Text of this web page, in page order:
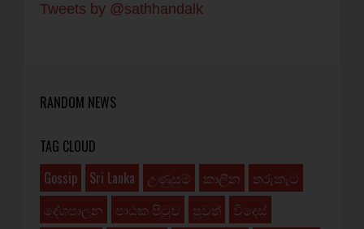
Tweets by @sathhandalk
RANDOM NEWS
TAG CLOUD
Gossip
Sri Lanka උණුසුම් කාලීන
තරුකැට
දේශපාලන
පාඨක පිටුව පුවත්
විදෙස්